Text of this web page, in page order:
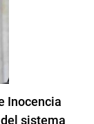
Inocencia
sistema